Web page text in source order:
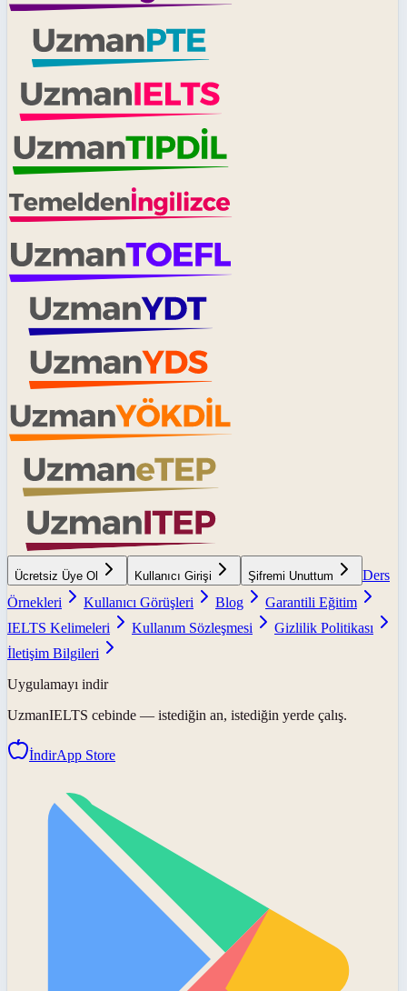
Ücretsiz Üye Ol Kullanıcı Girişi Şifremi Unuttum
Ders
Örnekleri
Kullanıcı Görüşleri Blog
Garantili Eğitim
IELTS Kelimeleri
Kullanım Sözleşmesi
Gizlilik Politikası
İletişim Bilgileri
Uygulamayı indir
UzmanIELTS cebinde — istediğin an, istediğin yerde çalış.
İndirApp Store